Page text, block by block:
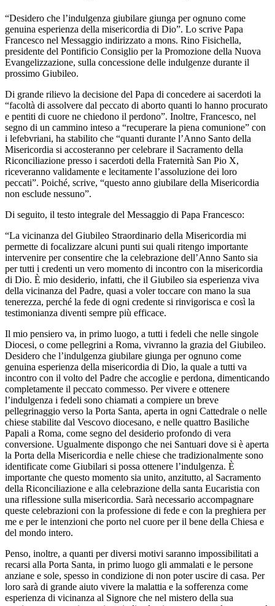
“Desidero che l’indulgenza giubilare giunga per ognuno come
genuina esperienza della misericordia di Dio”. Lo scrive Papa
Francesco nel Messaggio indirizzato a mons. Rino Fisichella,
presidente del Pontificio Consiglio per la Promozione della Nuova
Evangelizzazione, sulla concessione delle indulgenze durante il
prossimo Giubileo.
Di grande rilievo la decisione del Papa di concedere ai sacerdoti la
“facoltà di assolvere dal peccato di aborto quanti lo hanno procurato
e pentiti di cuore ne chiedono il perdono”. Inoltre, Francesco, nel
segno di un cammino inteso a “recuperare la piena comunione” con
i lefebvriani, ha stabilito che “quanti durante l’Anno Santo della
Misericordia si accosteranno per celebrare il Sacramento della
Riconciliazione presso i sacerdoti della Fraternità San Pio X,
riceveranno validamente e lecitamente l’assoluzione dei loro
peccati”. Poiché, scrive, “questo anno giubilare della Misericordia
non esclude nessuno”.
Di seguito, il testo integrale del Messaggio di Papa Francesco:
“La vicinanza del Giubileo Straordinario della Misericordia mi
permette di focalizzare alcuni punti sui quali ritengo importante
intervenire per consentire che la celebrazione dell’Anno Santo sia
per tutti i credenti un vero momento di incontro con la misericordia
di Dio. È mio desiderio, infatti, che il Giubileo sia esperienza viva
della vicinanza del Padre, quasi a voler toccare con mano la sua
tenerezza, perché la fede di ogni credente si rinvigorisca e così la
testimonianza diventi sempre più efficace.
Il mio pensiero va, in primo luogo, a tutti i fedeli che nelle singole
Diocesi, o come pellegrini a Roma, vivranno la grazia del Giubileo.
Desidero che l’indulgenza giubilare giunga per ognuno come
genuina esperienza della misericordia di Dio, la quale a tutti va
incontro con il volto del Padre che accoglie e perdona, dimenticando
completamente il peccato commesso. Per vivere e ottenere
l’indulgenza i fedeli sono chiamati a compiere un breve
pellegrinaggio verso la Porta Santa, aperta in ogni Cattedrale o nelle
chiese stabilite dal Vescovo diocesano, e nelle quattro Basiliche
Papali a Roma, come segno del desiderio profondo di vera
conversione. Ugualmente dispongo che nei Santuari dove si è aperta
la Porta della Misericordia e nelle chiese che tradizionalmente sono
identificate come Giubilari si possa ottenere l’indulgenza. È
importante che questo momento sia unito, anzitutto, al Sacramento
della Riconciliazione e alla celebrazione della santa Eucaristia con
una riflessione sulla misericordia. Sarà necessario accompagnare
queste celebrazioni con la professione di fede e con la preghiera per
me e per le intenzioni che porto nel cuore per il bene della Chiesa e
del mondo intero.
Penso, inoltre, a quanti per diversi motivi saranno impossibilitati a
recarsi alla Porta Santa, in primo luogo gli ammalati e le persone
anziane e sole, spesso in condizione di non poter uscire di casa. Per
loro sarà di grande aiuto vivere la malattia e la sofferenza come
esperienza di vicinanza al Signore che nel mistero della sua